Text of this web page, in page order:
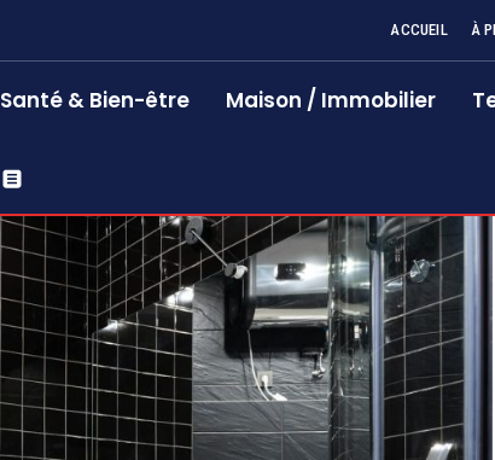
ACCUEIL À
Santé & Bien-être Maison / Immobilier